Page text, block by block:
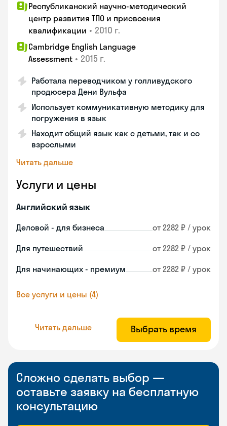
Республиканский научно-методический
центр развития ТПО и присвоения
квалификации • 2010 г.
Cambridge English Language
Assessment • 2015 г.
Работала переводчиком у голливудского
продюсера Дени Вульфа
Использует коммуникативную методику для
погружения в язык
Находит общий язык как с детьми, так и со
взрослыми
Читать дальше
Услуги и цены
Английский язык
Деловой - для бизнеса от 2282 ₽ / урок
Для путешествий от 2282 ₽ / урок
Для начинающих - премиум от 2282 ₽ / урок
Все услуги и цены (4)
Читать дальше Выбрать время
Сложно сделать выбор —
оставьте заявку на бесплатную
консультацию